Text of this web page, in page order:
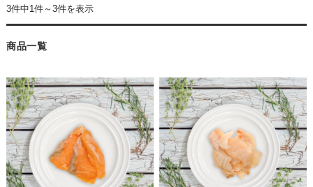
3件中1件～3件を表示
商品一覧